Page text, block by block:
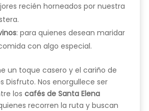
recién horneados por nuestra
: para quienes desean maridar
con algo especial.
un toque casero y el cariño de
Disfruto. Nos enorgullece ser
los cafés de Santa Elena
recorren la ruta y buscan